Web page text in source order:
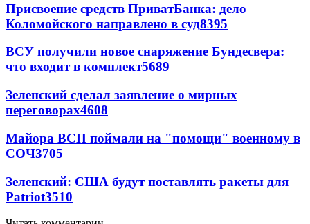
Присвоение средств ПриватБанка: дело
Коломойского направлено в суд8395
ВСУ получили новое снаряжение Бундесвера:
что входит в комплект5689
Зеленский сделал заявление о мирных
переговорах4608
Майора ВСП поймали на "помощи" военному в
СОЧ3705
Зеленский: США будут поставлять ракеты для
Patriot3510